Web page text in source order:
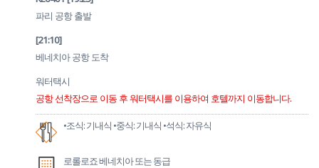
파리 공항 출발
[21:10]
베네치아 공항 도착
워터택시
공항 선착장으로 이동 후 워터택시를 이용하여 호텔까지 이동합니다.
•조식: 기내식 •중식: 기내식 •석식: 자유식
로롤로죠 베네치아 또는 동급